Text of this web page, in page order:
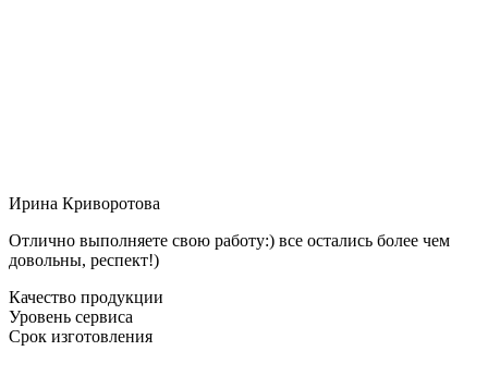
Ирина Криворотова
Отлично выполняете свою работу:) все остались более чем
довольны, респект!)
Качество продукции
Уровень сервиса
Срок изготовления